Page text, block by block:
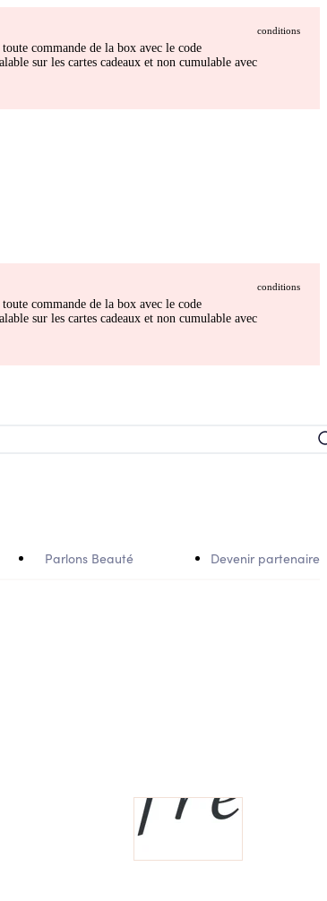
conditions
commande de la box avec le code
sur les cartes cadeaux et non cumulable avec
conditions
commande de la box avec le code
sur les cartes cadeaux et non cumulable avec
Parlons Beauté Devenir partenaire